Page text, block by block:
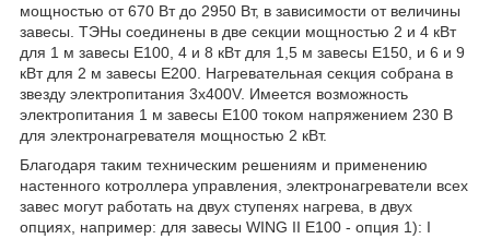
мощностью от 670 Вт до 2950 Вт, в зависимости от величины
завесы. ТЭНы соединены в две секции мощностью 2 и 4 кВт
для 1 м завесы E100, 4 и 8 кВт для 1,5 м завесы E150, и 6 и 9
кВт для 2 м завесы E200. Нагревательная секция собрана в
звезду электропитания 3x400V. Имеется возможность
электропитания 1 м завесы E100 током напряжением 230 В
для электронагревателя мощностью 2 кВт.
Благодаря таким техническим решениям и применению
настенного котроллера управления, электронагреватели всех
завес могут работать на двух ступенях нагрева, в двух
опциях, например: для завесы WING II Е100 - опция 1): I